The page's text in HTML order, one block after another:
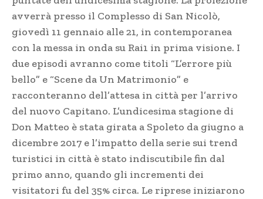
avverrà presso il Complesso di San Nicolò,
giovedì 11 gennaio alle 21, in contemporanea
con la messa in onda su Rai1 in prima visione. I
due episodi avranno come titoli “L’errore più
bello” e “Scene da Un Matrimonio” e
racconteranno dell’attesa in città per l’arrivo
del nuovo Capitano. L’undicesima stagione di
Don Matteo è stata girata a Spoleto da giugno a
dicembre 2017 e l’impatto della serie sui trend
turistici in città è stato indiscutibile fin dal
primo anno, quando gli incrementi dei
visitatori fu del 35% circa. Le riprese iniziarono